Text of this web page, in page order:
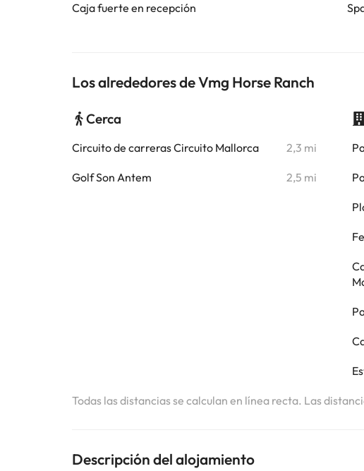
Caja fuerte en recepción
Los alrededores de Vmg Horse Ranch
Cerca
Circuito de carreras Circuito Mallorca 2,3 mi
Golf Son Antem 2,5 mi
Todas las distancias se calculan en línea recta. Las
Descripción del alojamiento